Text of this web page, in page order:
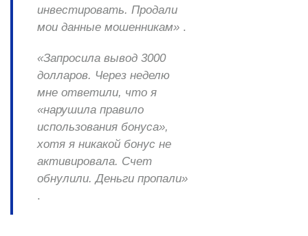
инвестировать. Продали
мои данные мошенникам» .
«Запросила вывод 3000
долларов. Через неделю
мне ответили, что я
«нарушила правило
использования бонуса»,
хотя я никакой бонус не
активировала. Счет
обнулили. Деньги пропали»
.